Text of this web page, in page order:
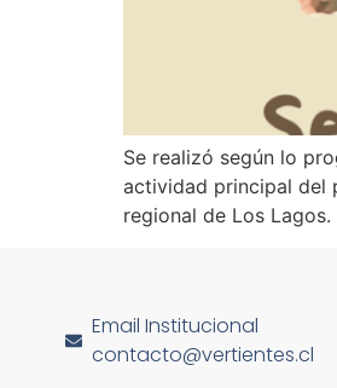
Se realizó según lo
actividad principal del
regional de Los
Email Institucional
contacto@vertientes.cl